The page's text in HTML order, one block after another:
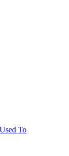
To